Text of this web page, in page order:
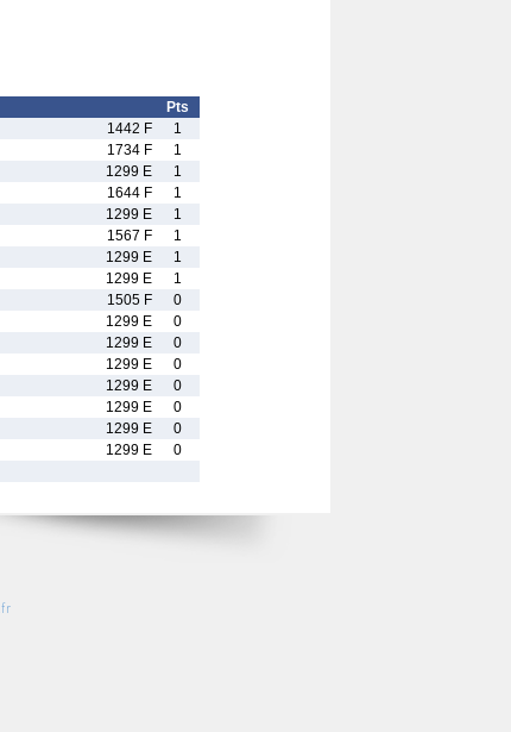
Pts
1442 F
1
1734 F
1
1299 E
1
1644 F
1
1299 E
1
1567 F
1
1299 E
1
1299 E
1
1505 F
0
1299 E
0
1299 E
0
1299 E
0
1299 E
0
1299 E
0
1299 E
0
1299 E
0